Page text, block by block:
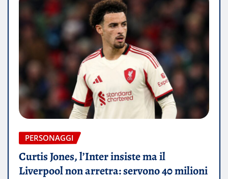
PERSONAGGI
Curtis Jones, l’Inter insiste ma il
Liverpool non arretra: servono 40 milioni